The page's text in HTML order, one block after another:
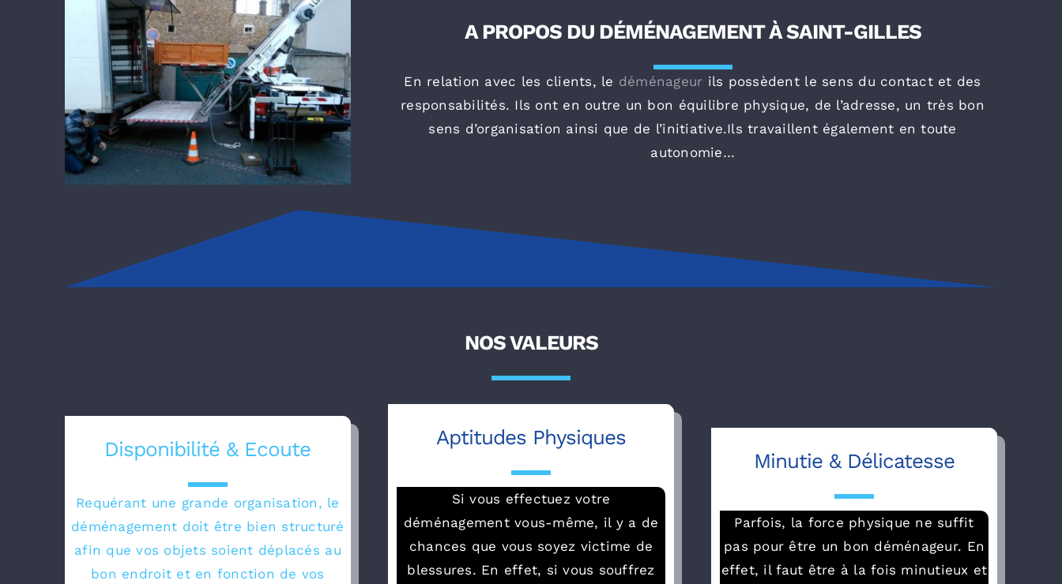
A PROPOS DU DÉMÉNAGEMENT À SAINT-GILLES
En relation avec les clients, le déménageur ils possèdent le sens du contact et des
responsabilités. Ils ont en outre un bon équilibre physique, de l’adresse, un très bon
sens d’organisation ainsi que de l’initiative.Ils travaillent également en toute
autonomie…
NOS VALEURS
Disponibilité & Ecoute
Requérant une grande organisation, le
déménagement doit être bien structuré
afin que vos objets soient déplacés au
bon endroit et en fonction de vos
Aptitudes Physiques
Si vous effectuez votre
déménagement vous-même, il y a de
chances que vous soyez victime de
blessures. En effet, si vous souffrez
Minutie & Délicatesse
Parfois, la force physique ne suffit
pas pour être un bon déménageur. En
effet, il faut être à la fois minutieux et